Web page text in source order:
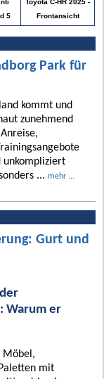
5
Frontansicht
Park für
kommt und
zunehmend
unkompliziert
... mehr ...
Gurt und
Warum er
Möbel,
mit